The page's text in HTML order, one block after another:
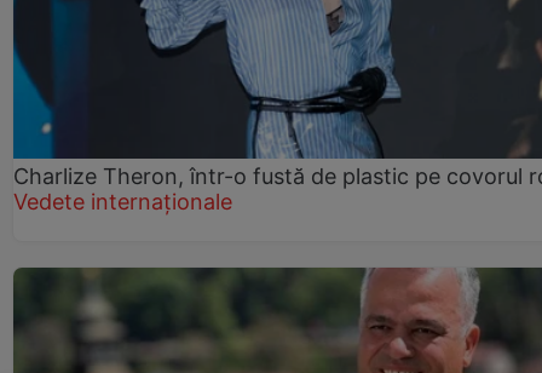
Charlize Theron, într-o fustă de plastic pe covorul
Vedete internaționale